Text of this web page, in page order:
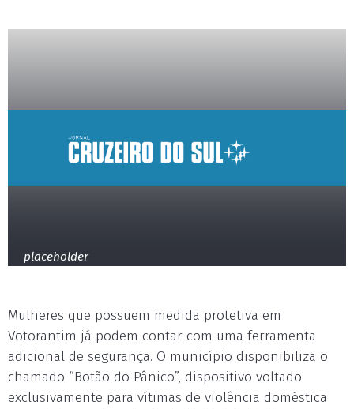
placeholder
Mulheres que possuem medida protetiva em
Votorantim já podem contar com uma ferramenta
adicional de segurança. O município disponibiliza o
chamado “Botão do Pânico”, dispositivo voltado
exclusivamente para vítimas de violência doméstica